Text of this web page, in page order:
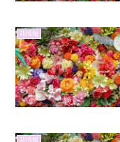
花情報
花情報